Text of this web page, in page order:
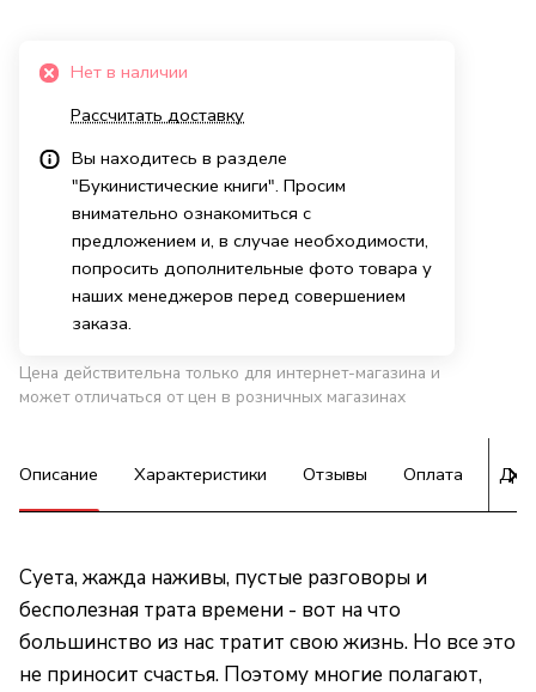
Нет в наличии
Рассчитать доставку
Вы находитесь в разделе
"Букинистические книги". Просим
внимательно ознакомиться с
предложением и, в случае необходимости,
попросить дополнительные фото товара у
наших менеджеров перед совершением
заказа.
Цена действительна только для интернет-магазина и
может отличаться от цен в розничных магазинах
Описание Характеристики Отзывы Оплата
Суета, жажда наживы, пустые разговоры и
бесполезная трата времени - вот на что
большинство из нас тратит свою жизнь. Но все это
не приносит счастья. Поэтому многие полагают,